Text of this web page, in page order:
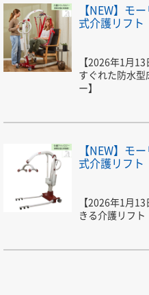
【NEW】モ
式介護リフト
【2026年1月
すぐれた防水
ー】
【NEW】モ
式介護リフト
【2026年1月
きる介護リフト